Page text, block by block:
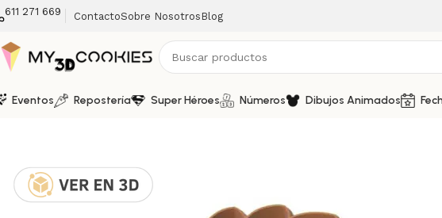
611 271 669 ContactoSobre Nosotros Blog
Eventos Repostería Super Héroes Números Dibujos Animados
Formas / Varios Cortador y Marcador de Galletas –